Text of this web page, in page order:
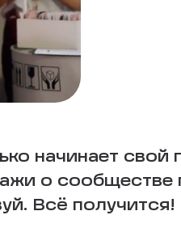
начинает
о сообществе
Всё получится!